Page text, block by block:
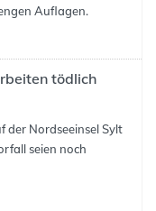
Auflagen.
tödlich
der Nordseeinsel Sylt
seien noch